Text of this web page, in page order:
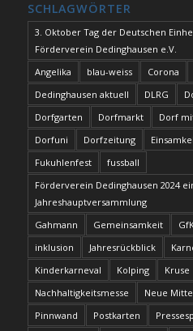
SCHLAGWÖRTER
3. Oktober Tag der Deutschen
Förderverein Dedinghausen e.V.
Angelika
blau-weiss Corona
Dedinghausen aktuell
DLRG
Dorfgarten
Dorfmarkt Dorf
Dorfuni
Dorfzeitung
Fukuhlenfest
fussball
Förderverein Dedinghausen 2024
Jahreshauptversammlung
Gahmann
Gemeinsamkeit
inklusion
Jahresrückblick
Kinderkarneval
Kolping Kruse
Nachhaltigkeitsmesse
Neue Mitte
Pinnwand
Postkarten